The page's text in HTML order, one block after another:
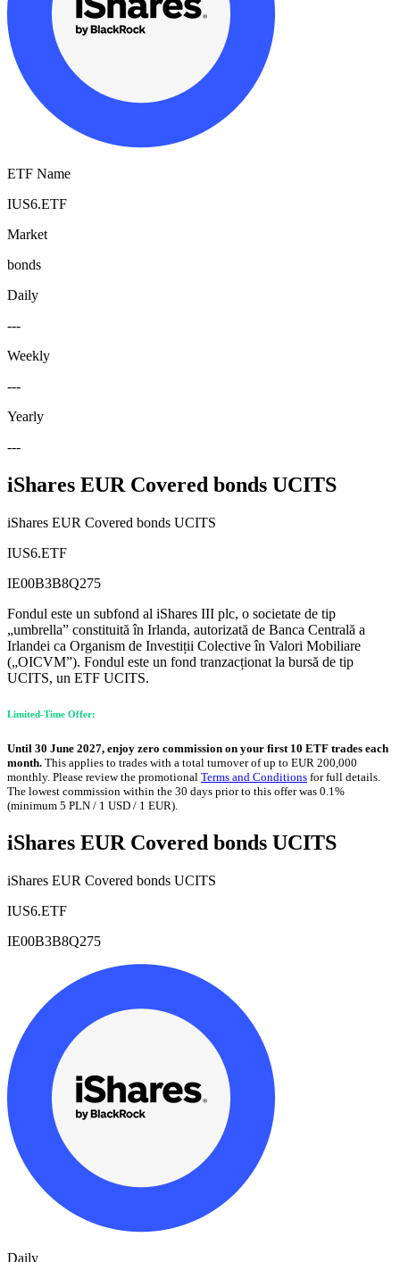
ETF Name
IUS6.ETF
Market
bonds
Daily
---
Weekly
---
Yearly
---
iShares EUR Covered bonds UCITS
iShares EUR Covered bonds UCITS
IUS6.ETF
IE00B3B8Q275
Fondul este un subfond al iShares III plc, o societate de tip
„umbrella” constituită în Irlanda, autorizată de Banca Centrală a
Irlandei ca Organism de Investiții Colective în Valori Mobiliare
(„OICVM”). Fondul este un fond tranzacționat la bursă de tip
UCITS, un ETF UCITS.
Limited-Time Offer:
Until 30 June 2027, enjoy zero commission on your first 10 ETF trades each
month. This applies to trades with a total turnover of up to EUR 200,000
monthly. Please review the promotional Terms and Conditions for full details.
The lowest commission within the 30 days prior to this offer was 0.1%
(minimum 5 PLN / 1 USD / 1 EUR).
iShares EUR Covered bonds UCITS
iShares EUR Covered bonds UCITS
IUS6.ETF
IE00B3B8Q275
Daily